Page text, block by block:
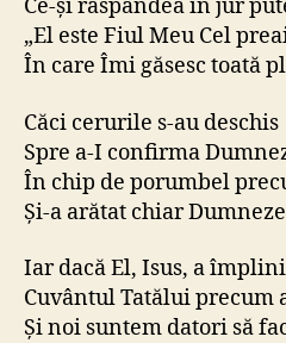
Ce-și răspândea în jur
„El este Fiul Meu Cel
În care Îmi găsesc toată
Căci cerurile s-au deschis
Spre a-I confirma
În chip de porumbel
Și-a arătat chiar
Iar dacă El, Isus, a
Cuvântul Tatălui precum
Și noi suntem datori să